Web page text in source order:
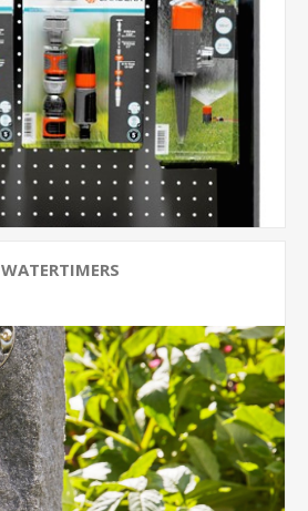
WATERTIMERS